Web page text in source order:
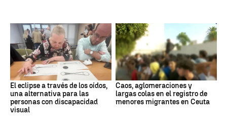
El eclipse a través de los oídos,
una alternativa para las
personas con discapacidad
visual
Caos, aglomeraciones y
largas colas en el registro de
menores migrantes en Ceuta